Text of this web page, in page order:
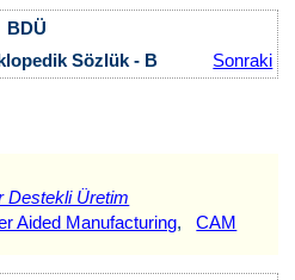
BDÜ
Sözlük - B Sonraki
Destekli Üretim
Aided Manufacturing,CAM